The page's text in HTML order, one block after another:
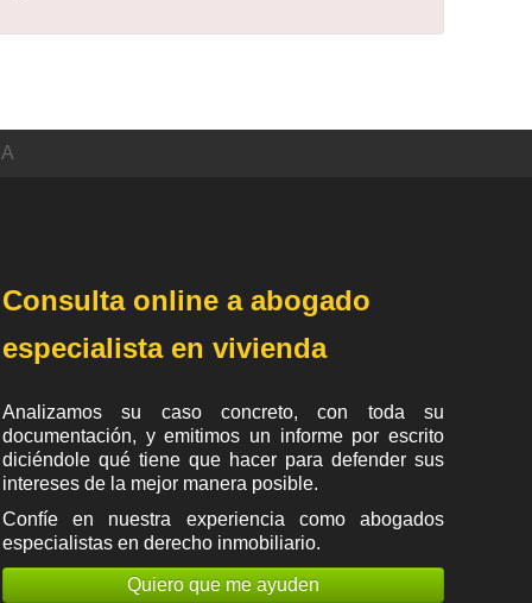
Consulta online a abogado
especialista en vivienda
Analizamos su caso concreto, con toda su
documentación, y emitimos un informe por escrito
diciéndole qué tiene que hacer para defender sus
intereses de la mejor manera posible.
Confíe en nuestra experiencia como abogados
especialistas en derecho inmobiliario.
Quiero que me ayuden